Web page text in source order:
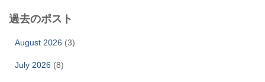
過去のポスト
August 2026 (3)
July 2026 (8)